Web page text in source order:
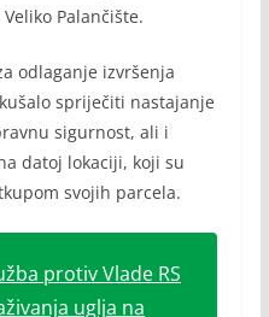
Palančište.
odlaganje izvršenja
spriječiti nastajanje
sigurnost, ali i
datoj lokaciji, koji su
svojih parcela.
protiv Vlade RS
uglja na